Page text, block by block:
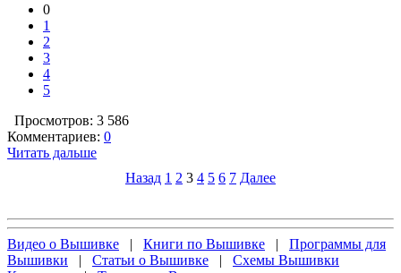
0
1
2
3
4
5
Просмотров: 3 586
Комментариев: 0
Читать дальше
Назад 1 2 3 4 5 6 7 Далее
Видео о Вышивке | Книги по Вышивке | Программы для
Вышивки | Статьи о Вышивке | Схемы Вышивки